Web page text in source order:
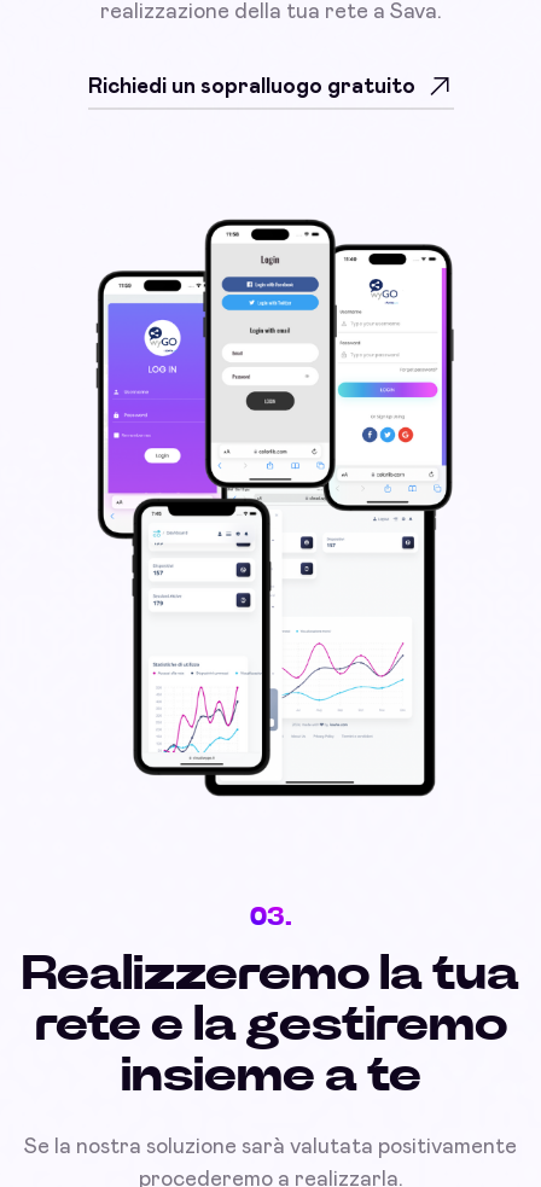
realizzazione della tua rete a Sava.
Richiedi un sopralluogo gratuito
03.
Realizzeremo la tua
rete e la gestiremo
insieme a te
Se la nostra soluzione sarà valutata positivamente
procederemo a realizzarla.